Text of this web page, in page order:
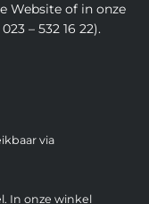
Website of in onze
– 532 16 22).
via
In onze winkel